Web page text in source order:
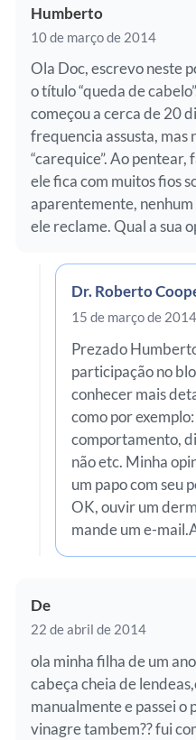
Humberto
10 de março de 2014
Ola Doc, escrevo neste
o título “queda de
começou a cerca de 20
frequencia assusta, mas
“carequice”. Ao
ele fica com muitos fios
aparentemente,
ele reclame. Qual a sua
Dr. Roberto
15 de março de 2014
Prezado
participação no
conhecer mais
como por
comportamento,
não etc. Minha
um papo com seu
OK, ouvir um
mande um e-
De
22 de abril de 2014
ola minha filha de um
cabeça cheia de
manualmente e passei o
vinagre tambem?? fui